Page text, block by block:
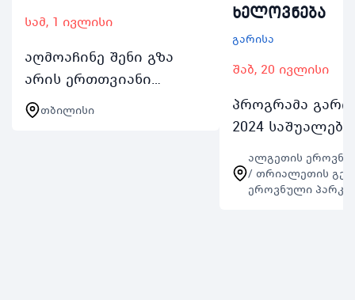
სამ, 1 ივლისი
აღმოაჩინე შენი გზა
არის ერთთვიანი
საზაფხულო სკოლა
1317 წლის
თბილისი
ხელოვნება
გარისა
შაბ, 20 ივლისი
პროგრამა
2024
წლამდე
გაეცნონ
ალგეთის
/ თრიალეთის
ეროვნული პარკი